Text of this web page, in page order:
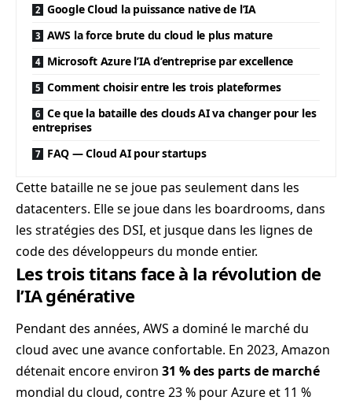
Google Cloud la puissance native de l’IA
AWS la force brute du cloud le plus mature
Microsoft Azure l’IA d’entreprise par excellence
Comment choisir entre les trois plateformes
Ce que la bataille des clouds AI va changer pour les
entreprises
FAQ — Cloud AI pour startups
Cette bataille ne se joue pas seulement dans les
datacenters. Elle se joue dans les boardrooms, dans
les stratégies des DSI, et jusque dans les lignes de
code des développeurs du monde entier.
Les trois titans face à la révolution de
l’IA générative
Pendant des années, AWS a dominé le marché du
cloud avec une avance confortable. En 2023, Amazon
détenait encore environ 31 % des parts de marché
mondial du cloud, contre 23 % pour Azure et 11 %